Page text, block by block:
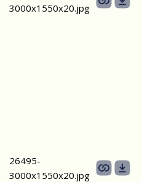
3000х1550х20.jpg
26495-
3000х1550х20.jpg